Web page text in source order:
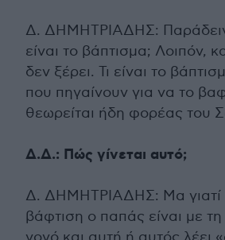
Δ. ΔΗΜΗΤΡΙΑΔΗΣ:
είναι το βάπτισμα; Λοιπόν,
δεν ξέρει. Τι είναι το
που πηγαίνουν για να το
θεωρείται ήδη φορέας του
Δ.Δ.: Πώς γίνεται αυτό;
Δ. ΔΗΜΗΤΡΙΑΔΗΣ: Μα γιατί
βάφτιση ο παπάς είναι με